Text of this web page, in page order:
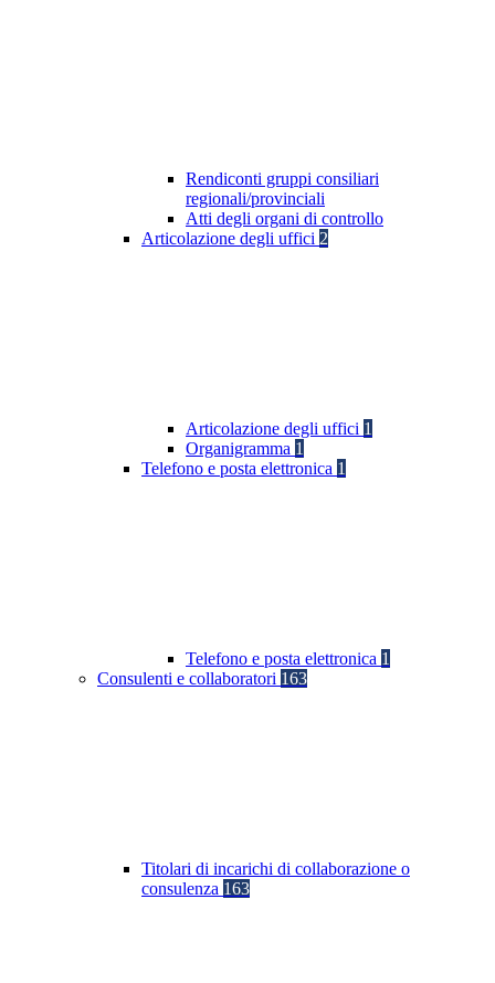
Rendiconti gruppi consiliari
regionali/provinciali
Atti degli organi di controllo
Articolazione degli uffici 2
Articolazione degli uffici 1
Organigramma 1
Telefono e posta elettronica 1
Telefono e posta elettronica 1
Consulenti e collaboratori 163
Titolari di incarichi di collaborazione o
consulenza 163